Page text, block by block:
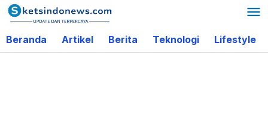
Lewati
ke
konten
Beranda Artikel Berita Teknologi Lifestyle